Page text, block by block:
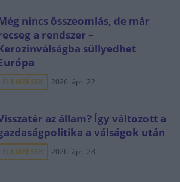
nincs összeomlás, de már
a rendszer –
süllyedhet
ELEMZÉSEK 2026. ápr. 22.
az állam? Így változott a
a válságok után
ELEMZÉSEK 2026. ápr. 28.